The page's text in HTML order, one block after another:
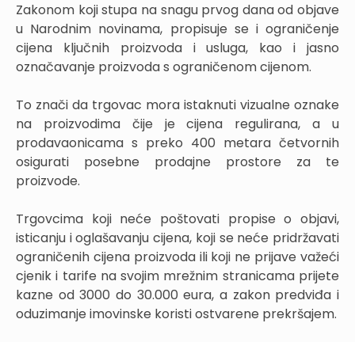
Zakonom koji stupa na snagu prvog dana od objave
u Narodnim novinama, propisuje se i ograničenje
cijena ključnih proizvoda i usluga, kao i jasno
označavanje proizvoda s ograničenom cijenom.
To znači da trgovac mora istaknuti vizualne oznake
na proizvodima čije je cijena regulirana, a u
prodavaonicama s preko 400 metara četvornih
osigurati posebne prodajne prostore za te
proizvode.
Trgovcima koji neće poštovati propise o objavi,
isticanju i oglašavanju cijena, koji se neće pridržavati
ograničenih cijena proizvoda ili koji ne prijave važeći
cjenik i tarife na svojim mrežnim stranicama prijete
kazne od 3000 do 30.000 eura, a zakon predviđa i
oduzimanje imovinske koristi ostvarene prekršajem.